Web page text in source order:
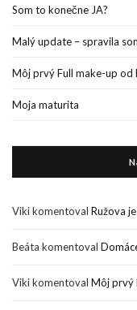
Som to konečne JA?
Malý update – spravila
Môj prvý Full make-up od
Moja maturita
Vikikomentoval Ružova
Beáta komentoval
Vikikomentoval Môj prvý